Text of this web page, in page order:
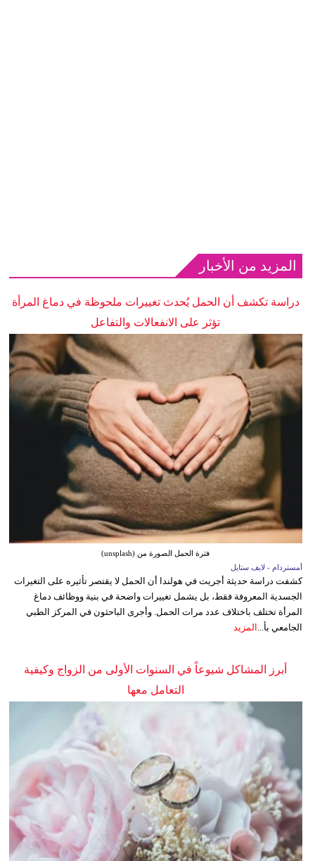
المزيد من الأخبار
دراسة تكشف أن الحمل يُحدث تغييرات ملحوظة في دماغ المرأة
تؤثر على الانفعالات والتفاعل
فترة الحمل الصورة من (unsplash)
أمستردام - لايف ستايل
كشفت دراسة حديثة أجريت في هولندا أن الحمل لا يقتصر تأثيره على التغيرات
الجسدية المعروفة فقط، بل يشمل تغييرات واضحة في بنية ووظائف دماغ
المرأة تختلف باختلاف عدد مرات الحمل. وأجرى الباحثون في المركز الطبي
الجامعي بأ... المزيد
أبرز المشاكل شيوعاً في السنوات الأولى من الزواج وكيفية
التعامل معها